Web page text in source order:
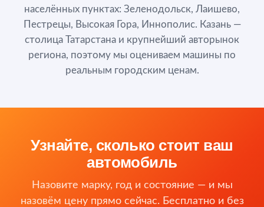
населённых пунктах: Зеленодольск, Лаишево,
Пестрецы, Высокая Гора, Иннополис. Казань —
столица Татарстана и крупнейший авторынок
региона, поэтому мы оцениваем машины по
реальным городским ценам.
Узнайте, сколько стоит ваш
автомобиль
Назовите марку, год и состояние — и мы
назовём цену прямо сейчас. Бесплатно и без